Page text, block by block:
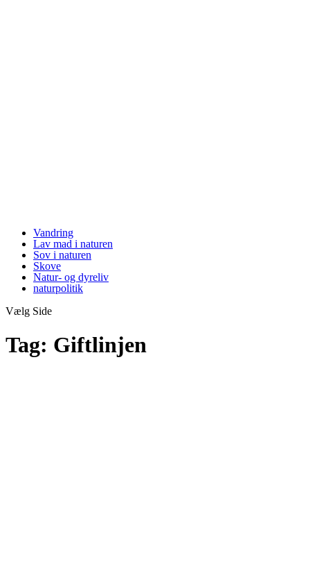
Vandring
Lav mad i naturen
Sov i naturen
Skove
Natur- og dyreliv
naturpolitik
Vælg Side
Tag: Giftlinjen